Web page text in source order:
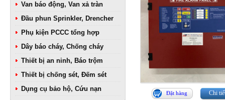
Van báo động, Van xả tràn
Đầu phun Sprinkler, Drencher
Phụ kiện PCCC tổng hợp
Dây báo cháy, Chống cháy
Thiết bị an ninh, Báo trộm
Thiết bị chống sét, Đếm sét
Dụng cụ bảo hộ, Cứu nạn
Đặt hàng Chi